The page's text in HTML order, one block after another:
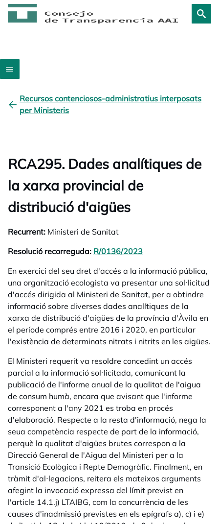
Recursos contenciosos-administratius interposats
per Ministeris
RCA295. Dades analítiques de
la xarxa provincial de
distribució d'aigües
Recurrent: Ministeri de Sanitat
Resolució recorreguda: R/0136/2023
En exercici del seu dret d'accés a la informació pública,
una organització ecologista va presentar una sol·licitud
d'accés dirigida al Ministeri de Sanitat, per a obtindre
informació sobre diverses dades analítiques de la
xarxa de distribució d'aigües de la província d'Àvila en
el període comprés entre 2016 i 2020, en particular
l'existència de determinats nitrats i nitrits en les aigües.
El Ministeri requerit va resoldre concedint un accés
parcial a la informació sol·licitada, comunicant la
publicació de l'informe anual de la qualitat de l'aigua
de consum humà, encara que avisant que l'informe
corresponent a l'any 2021 es troba en procés
d'elaboració. Respecte a la resta d'informació, nega la
seua competència respecte de part de la informació,
perquè la qualitat d'aigües brutes correspon a la
Direcció General de l'Aigua del Ministeri per a la
Transició Ecològica i Repte Demogràfic. Finalment, en
tràmit d'al·legacions, reitera els mateixos arguments
afegint la invocació expressa del límit previst en
l'article 14.1.j) LTAIBG, com la concurrència de les
causes d'inadmissió previstes en els epígrafs a), c) i e)